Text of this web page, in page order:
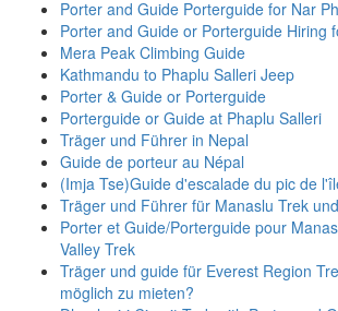
Porter and Guide Porterguide for Nar
Porter and Guide or Porterguide Hiring
Mera Peak Climbing Guide
Kathmandu to Phaplu Salleri Jeep
Porter & Guide or Porterguide
Porterguide or Guide at Phaplu Salleri
Träger und Führer in Nepal
Guide de porteur au Népal
(Imja Tse)Guide d'escalade du pic de
Träger und Führer für Manaslu Trek
Porter et Guide/Porterguide pour
Valley Trek
Träger und guide für Everest Region
möglich zu mieten?